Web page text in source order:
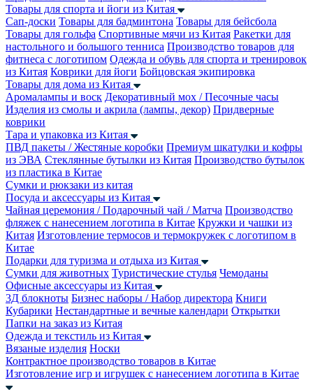
Товары для спорта и йоги из Китая
Сап-доски Товары для бадминтона Товары для бейсбола
Товары для гольфа Спортивные мячи из Китая Ракетки для
настольного и большого тенниса Производство товаров для
фитнеса с логотипом Одежда и обувь для спорта и тренировок
из Китая Коврики для йоги Бойцовская экипировка
Товары для дома из Китая
Аромалампы и воск Декоративный мох / Песочные часы
Изделия из смолы и акрила (лампы, декор) Придверные
коврики
Тара и упаковка из Китая
ПВД пакеты / Жестяные коробки Премиум шкатулки и кофры
из ЭВА Стеклянные бутылки из Китая Производство бутылок
из пластика в Китае
Сумки и рюкзаки из китая
Посуда и аксессуары из Китая
Чайная церемония / Подарочный чай / Матча Производство
фляжек с нанесением логотипа в Китае Кружки и чашки из
Китая Изготовление термосов и термокружек с логотипом в
Китае
Подарки для туризма и отдыха из Китая
Сумки для животных Туристические стулья Чемоданы
Офисные аксессуары из Китая
3Д блокноты Бизнес наборы / Набор директора Книги
Кубарики Нестандартные и вечные календари Открытки
Папки на заказ из Китая
Одежда и текстиль из Китая
Вязаные изделия Носки
Контрактное производство товаров в Китае
Изготовление игр и игрушек с нанесением логотипа в Китае